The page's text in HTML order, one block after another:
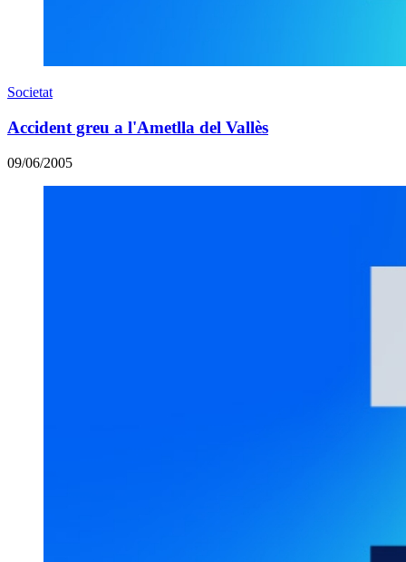
Societat
Accident greu a l'Ametlla del Vallès
09/06/2005